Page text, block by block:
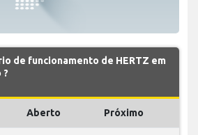
de funcionamento de HERTZ em
?
Aberto Próximo